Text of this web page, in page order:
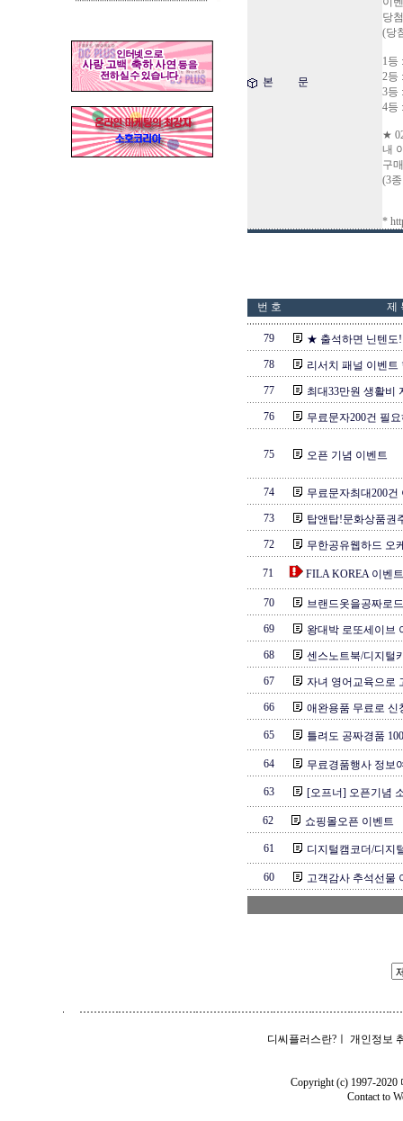
본 문
당
(당
1등
2등
3등
4등
★
내
구
(3
*
번 호 제
79
★ 출석하면 닌텐도
78
리서치 패널 이벤
77
최대33만원 생활비
76
무료문자200건 필
75 오픈 기념 이벤트
74
무료문자최대200
73
탑앤탑!문화상품권
72
무한공유웹하드 오
71 FILA KOREA 이벤
70
브랜드옷을공짜로
69
왕대박 로또세이브
68
센스노트북/디지털
67
자녀 영어교육으로
66
애완용품 무료로
65 틀려도 공짜경품
64 무료경품행사 정보
63 [오프너] 오픈기념
62 쇼핑몰오픈 이벤트
61 디지털캠코더/디
60 고객감사 추석선물
디씨플러스란? 개인정보
Copyright (c) 1997-
Contact to